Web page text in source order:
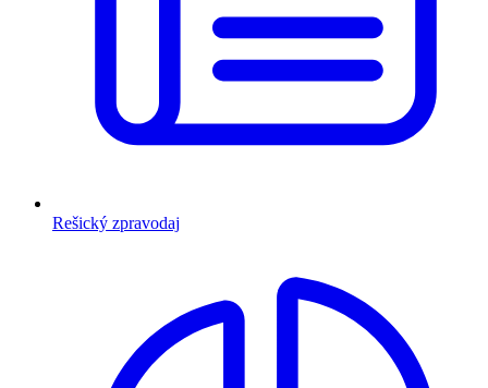
Rešický zpravodaj